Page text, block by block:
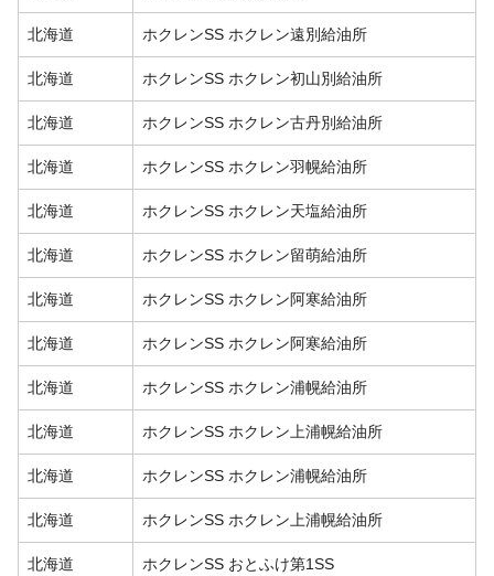
北海道 ホクレンSS ホクレン遠別給油所
北海道 ホクレンSS ホクレン初山別給油所
北海道 ホクレンSS ホクレン古丹別給油所
北海道 ホクレンSS ホクレン羽幌給油所
北海道 ホクレンSS ホクレン天塩給油所
北海道 ホクレンSS ホクレン留萌給油所
北海道 ホクレンSS ホクレン阿寒給油所
北海道 ホクレンSS ホクレン阿寒給油所
北海道 ホクレンSS ホクレン浦幌給油所
北海道 ホクレンSS ホクレン上浦幌給油所
北海道 ホクレンSS ホクレン浦幌給油所
北海道 ホクレンSS ホクレン上浦幌給油所
北海道 ホクレンSS おとふけ第1SS